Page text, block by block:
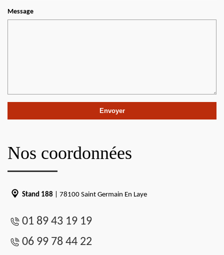
Message
Nos coordonnées
Stand 188 | 78100 Saint Germain En Laye
01 89 43 19 19
06 99 78 44 22